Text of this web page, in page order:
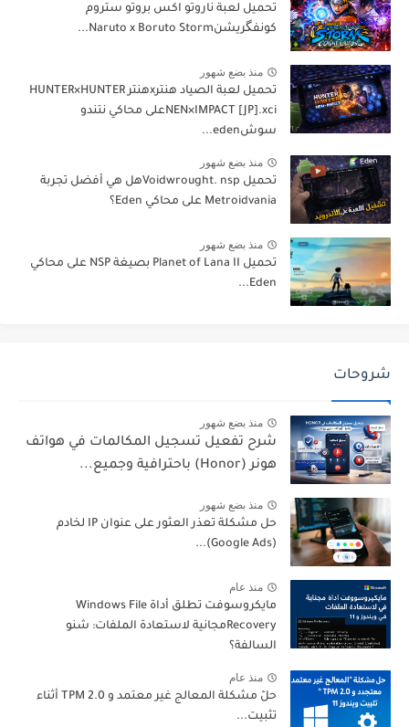
تحميل لعبة ناروتو اكس بروتو ستروم
كونفگريشنNaruto x Boruto Storm...
منذ بضع شهور
تحميل لعبة الصياد هنترxهنتر HUNTER×HUNTER
NEN×IMPACT [JP].xciعلى محاكي نتندو
سوشeden...
منذ بضع شهور
تحميل Voidwrought. nspهل هي أفضل تجربة
Metroidvania على محاكي Eden؟
منذ بضع شهور
تحميل Planet of Lana II بصيغة NSP على محاكي
Eden...
شروحات
منذ بضع شهور
شرح تفعيل تسجيل المكالمات في هواتف
هونر (Honor) باحترافية وجميع...
منذ بضع شهور
حل مشكلة تعذر العثور على عنوان IP لخادم
(Google Ads)...
منذ عام
مايكروسوفت تطلق أداة Windows File
Recoveryمجانية لاستعادة الملفات: شنو
السالفة؟
منذ عام
حلّ مشكلة المعالج غير معتمد و TPM 2.0 أثناء
تثبيت...